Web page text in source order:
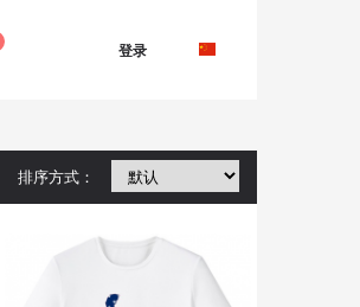
登录
排序方式：